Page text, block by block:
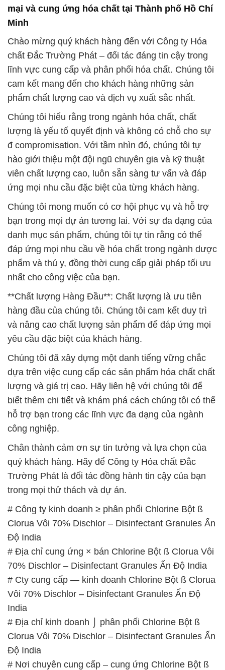
mại và cung ứng hóa chất tại Thành phố Hồ Chí
Minh
Chào mừng quý khách hàng đến với Công ty Hóa
chất Đắc Trường Phát – đối tác đáng tin cậy trong
lĩnh vực cung cấp và phân phối hóa chất. Chúng tôi
cam kết mang đến cho khách hàng những sản
phẩm chất lượng cao và dịch vụ xuất sắc nhất.
Chúng tôi hiểu rằng trong ngành hóa chất, chất
lượng là yếu tố quyết định và không có chỗ cho sự
đ compromisation. Với tầm nhìn đó, chúng tôi tự
hào giới thiệu một đội ngũ chuyên gia và kỹ thuật
viên chất lượng cao, luôn sẵn sàng tư vấn và đáp
ứng mọi nhu cầu đặc biệt của từng khách hàng.
Chúng tôi mong muốn có cơ hội phục vụ và hỗ trợ
bạn trong mọi dự án tương lai. Với sự đa dạng của
danh mục sản phẩm, chúng tôi tự tin rằng có thể
đáp ứng mọi nhu cầu về hóa chất trong ngành dược
phẩm và thú y, đồng thời cung cấp giải pháp tối ưu
nhất cho công việc của bạn.
**Chất lượng Hàng Đầu**: Chất lượng là ưu tiên
hàng đầu của chúng tôi. Chúng tôi cam kết duy trì
và nâng cao chất lượng sản phẩm để đáp ứng mọi
yêu cầu đặc biệt của khách hàng.
Chúng tôi đã xây dựng một danh tiếng vững chắc
dựa trên việc cung cấp các sản phẩm hóa chất chất
lượng và giá trị cao. Hãy liên hệ với chúng tôi để
biết thêm chi tiết và khám phá cách chúng tôi có thể
hỗ trợ bạn trong các lĩnh vực đa dạng của ngành
công nghiệp.
Chân thành cảm ơn sự tin tưởng và lựa chọn của
quý khách hàng. Hãy để Công ty Hóa chất Đắc
Trường Phát là đối tác đồng hành tin cậy của bạn
trong mọi thử thách và dự án.
# Công ty kinh doanh ≥ phân phối Chlorine Bột ß
Clorua Vôi 70% Dischlor – Disinfectant Granules Ấn
Độ India
# Địa chỉ cung ứng × bán Chlorine Bột ß Clorua Vôi
70% Dischlor – Disinfectant Granules Ấn Độ India
# Cty cung cấp — kinh doanh Chlorine Bột ß Clorua
Vôi 70% Dischlor – Disinfectant Granules Ấn Độ
India
# Địa chỉ kinh doanh ⌡ phân phối Chlorine Bột ß
Clorua Vôi 70% Dischlor – Disinfectant Granules Ấn
Độ India
# Nơi chuyên cung cấp – cung ứng Chlorine Bột ß